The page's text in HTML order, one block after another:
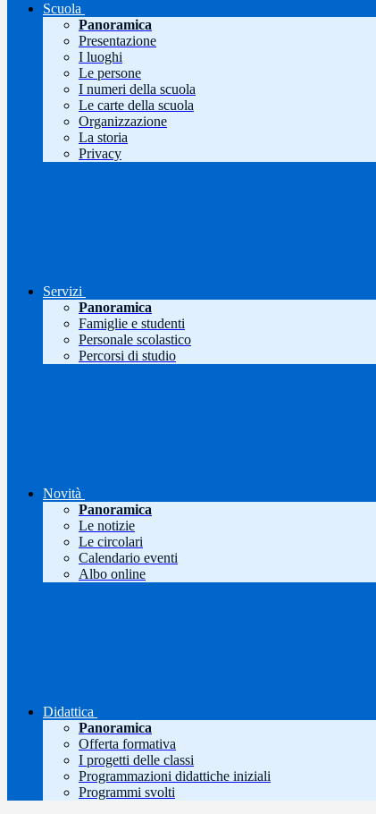
Scuola
Panoramica
Presentazione
I luoghi
Le persone
I numeri della scuola
Le carte della scuola
Organizzazione
La storia
Privacy
Servizi
Panoramica
Famiglie e studenti
Personale scolastico
Percorsi di studio
Novità
Panoramica
Le notizie
Le circolari
Calendario eventi
Albo online
Didattica
Panoramica
Offerta formativa
I progetti delle classi
Programmazioni didattiche iniziali
Programmi svolti